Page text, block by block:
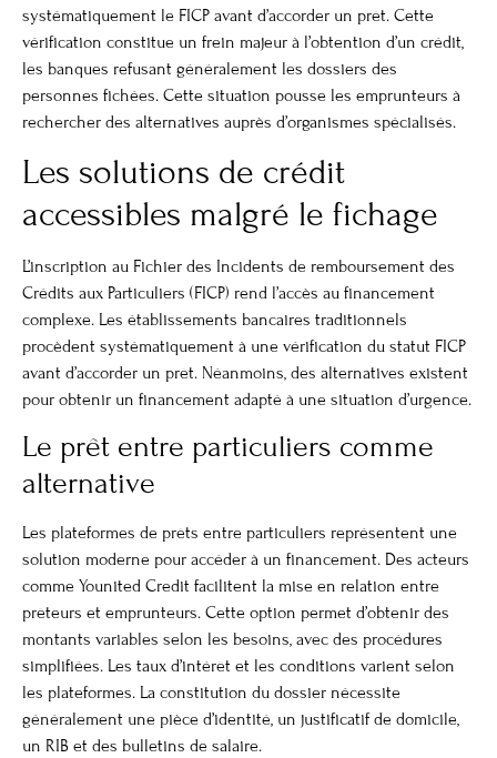
systématiquement le FICP avant d’accorder un prêt. Cette
vérification constitue un frein majeur à l’obtention d’un crédit,
les banques refusant généralement les dossiers des
personnes fichées. Cette situation pousse les emprunteurs à
rechercher des alternatives auprès d’organismes spécialisés.
Les solutions de crédit
accessibles malgré le fichage
L’inscription au Fichier des Incidents de remboursement des
Crédits aux Particuliers (FICP) rend l’accès au financement
complexe. Les établissements bancaires traditionnels
procèdent systématiquement à une vérification du statut FICP
avant d’accorder un prêt. Néanmoins, des alternatives existent
pour obtenir un financement adapté à une situation d’urgence.
Le prêt entre particuliers comme
alternative
Les plateformes de prêts entre particuliers représentent une
solution moderne pour accéder à un financement. Des acteurs
comme Younited Credit facilitent la mise en relation entre
prêteurs et emprunteurs. Cette option permet d’obtenir des
montants variables selon les besoins, avec des procédures
simplifiées. Les taux d’intérêt et les conditions varient selon
les plateformes. La constitution du dossier nécessite
généralement une pièce d’identité, un justificatif de domicile,
un RIB et des bulletins de salaire.